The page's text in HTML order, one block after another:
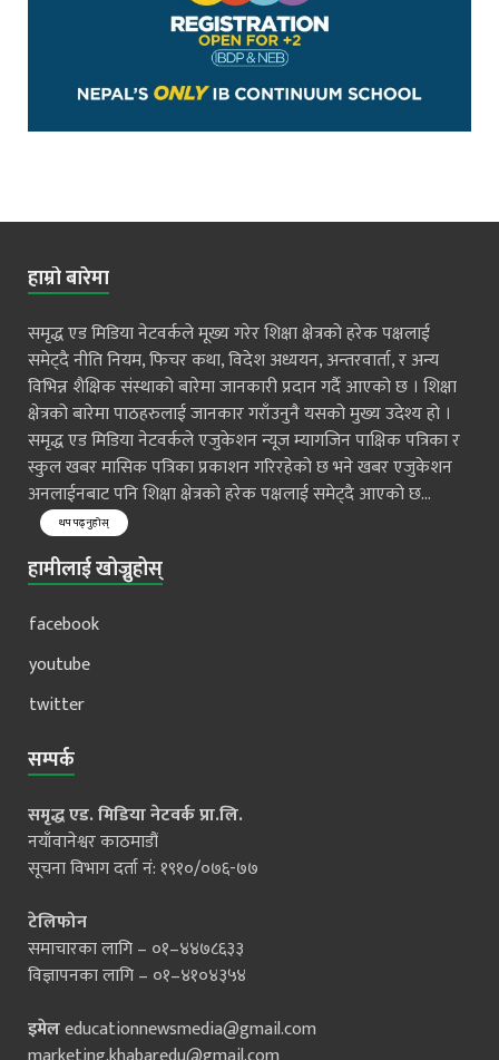
हाम्रो बारेमा
समृद्ध एड मिडिया नेटवर्कले मूख्य गरेर शिक्षा क्षेत्रको हरेक पक्षलाई
समेट्दै नीति नियम, फिचर कथा, विदेश अध्ययन, अन्तरवार्ता, र अन्य
विभिन्न शैक्षिक संस्थाको बारेमा जानकारी प्रदान गर्दै आएको छ । शिक्षा
क्षेत्रको बारेमा पाठहरुलाई जानकार गराँउनुनै यसको मुख्य उदेश्य हो ।
समृद्ध एड मिडिया नेटवर्कले एजुकेशन न्यूज म्यागजिन पाक्षिक पत्रिका र
स्कुल खबर मासिक पत्रिका प्रकाशन गरिरहेको छ भने खबर एजुकेशन
अनलाईनबाट पनि शिक्षा क्षेत्रको हरेक पक्षलाई समेट्दै आएको छ...
थप पढ्नुहोस्
हामीलाई खोज्नुहोस्
facebook
youtube
twitter
सम्पर्क
समृद्ध एड. मिडिया नेटवर्क प्रा.लि.
नयाँवानेश्वर काठमाडौं
सूचना विभाग दर्ता नं: १९१०/०७६-७७
टेलिफोन
समाचारका लागि – ०१–४४७८६३३
विज्ञापनका लागि – ०१–४१०४३५४
इमेलeducationnewsmedia@gmail.com